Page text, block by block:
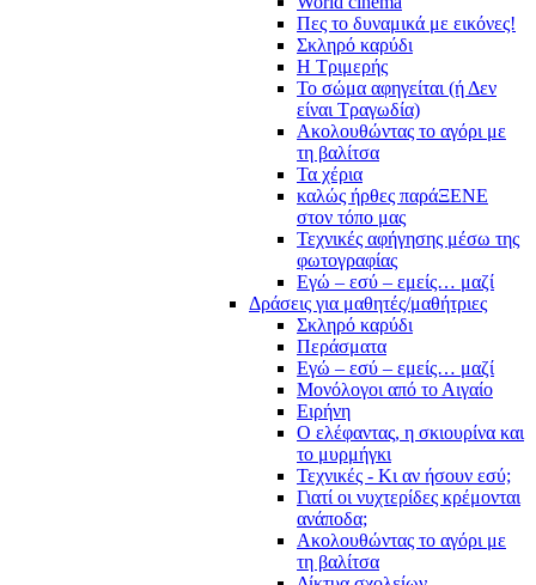
Πες το δυναμικά με εικόνες!
Σκληρό καρύδι
Η Τριμερής
Το σώμα αφηγείται (ή Δεν
είναι Τραγωδία)
Ακολουθώντας το αγόρι με
τη βαλίτσα
Τα χέρια
καλώς ήρθες παράΞΕΝΕ
στον τόπο μας
Τεχνικές αφήγησης μέσω της
φωτογραφίας
Εγώ – εσύ – εμείς… μαζί
Δράσεις για μαθητές/μαθήτριες
Σκληρό καρύδι
Περάσματα
Εγώ – εσύ – εμείς… μαζί
Μονόλογοι από το Αιγαίο
Ειρήνη
Ο ελέφαντας, η σκιουρίνα και
το μυρμήγκι
Τεχνικές - Κι αν ήσουν εσύ;
Γιατί οι νυχτερίδες κρέμονται
ανάποδα;
Ακολουθώντας το αγόρι με
τη βαλίτσα